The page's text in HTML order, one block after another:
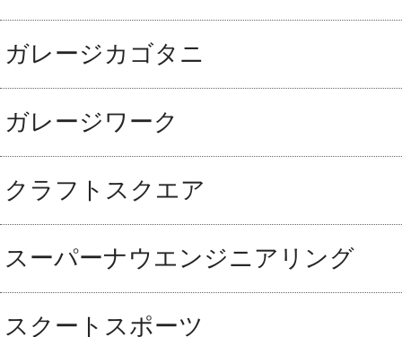
ガレージカゴタニ
ガレージワーク
クラフトスクエア
スーパーナウエンジニアリング
スクートスポーツ